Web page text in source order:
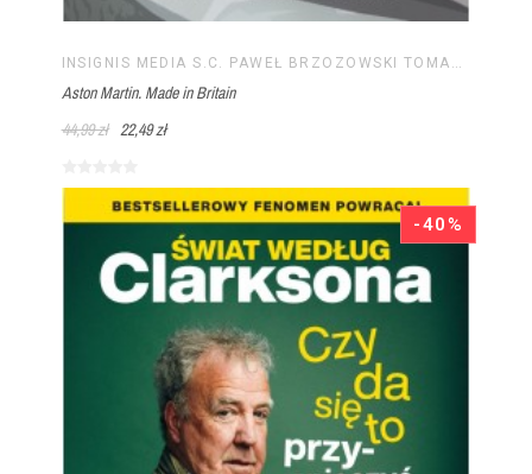
INSIGNIS MEDIA S.C. PAWEŁ BRZOZOWSKI TOMASZ BRZOZOWSKI
Aston Martin. Made in Britain
44,99 zł 22,49 zł
-40%